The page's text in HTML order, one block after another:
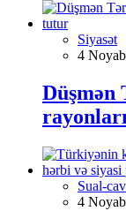
Siyasət
4
Düşmən
Sual-
4